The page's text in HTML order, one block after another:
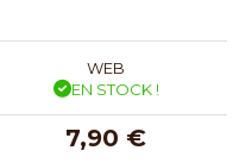
WEB
EN STOCK !
7,90 €